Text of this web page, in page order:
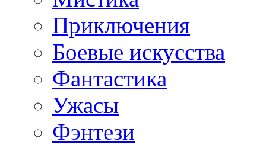
Приключения
Боевые искусства
Фантастика
Ужасы
Фэнтези